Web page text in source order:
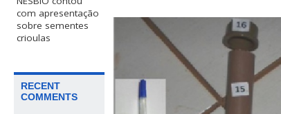
com apresentação
sobre sementes
crioulas
RECENT
COMMENTS